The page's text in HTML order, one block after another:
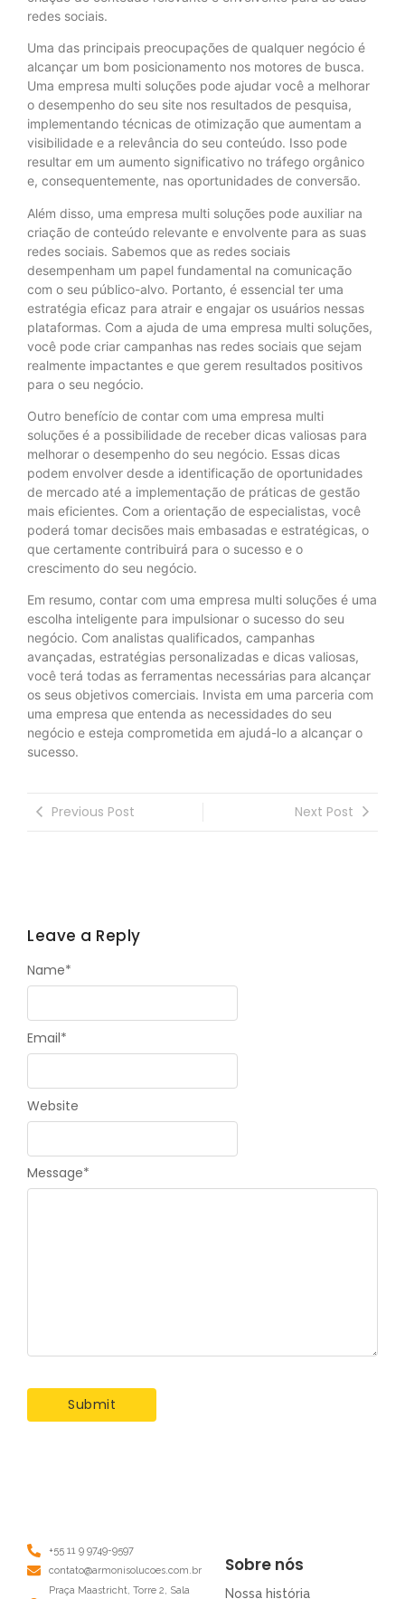
redes sociais.
Uma das principais preocupações de qualquer negócio é
alcançar um bom posicionamento nos motores de busca.
Uma empresa multi soluções pode ajudar você a melhorar
o desempenho do seu site nos resultados de pesquisa,
implementando técnicas de otimização que aumentam a
visibilidade e a relevância do seu conteúdo. Isso pode
resultar em um aumento significativo no tráfego orgânico
e, consequentemente, nas oportunidades de conversão.
Além disso, uma empresa multi soluções pode auxiliar na
criação de conteúdo relevante e envolvente para as suas
redes sociais. Sabemos que as redes sociais
desempenham um papel fundamental na comunicação
com o seu público-alvo. Portanto, é essencial ter uma
estratégia eficaz para atrair e engajar os usuários nessas
plataformas. Com a ajuda de uma empresa multi soluções,
você pode criar campanhas nas redes sociais que sejam
realmente impactantes e que gerem resultados positivos
para o seu negócio.
Outro benefício de contar com uma empresa multi
soluções é a possibilidade de receber dicas valiosas para
melhorar o desempenho do seu negócio. Essas dicas
podem envolver desde a identificação de oportunidades
de mercado até a implementação de práticas de gestão
mais eficientes. Com a orientação de especialistas, você
poderá tomar decisões mais embasadas e estratégicas, o
que certamente contribuirá para o sucesso e o
crescimento do seu negócio.
Em resumo, contar com uma empresa multi soluções é uma
escolha inteligente para impulsionar o sucesso do seu
negócio. Com analistas qualificados, campanhas
avançadas, estratégias personalizadas e dicas valiosas,
você terá todas as ferramentas necessárias para alcançar
os seus objetivos comerciais. Invista em uma parceria com
uma empresa que entenda as necessidades do seu
negócio e esteja comprometida em ajudá-lo a alcançar o
sucesso.
Previous Post Next Post
Leave a Reply
Message*
Name*
Email*
Website
+55 11 9 9749-9597
contato@armonisolucoes.com.br
Praça Maastricht, Torre 2, Sala
Sobre nós
Nossa história